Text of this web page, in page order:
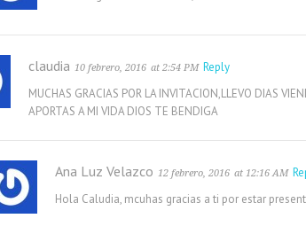
claudia 10 febrero, 2016 at 2:54 PM Reply
MUCHAS GRACIAS POR LA INVITACION,LLEVO DIAS
APORTAS A MI VIDA DIOS TE BENDIGA
Ana Luz Velazco 12 febrero, 2016 at 12:16 AM
Hola Caludia, mcuhas gracias a ti por estar